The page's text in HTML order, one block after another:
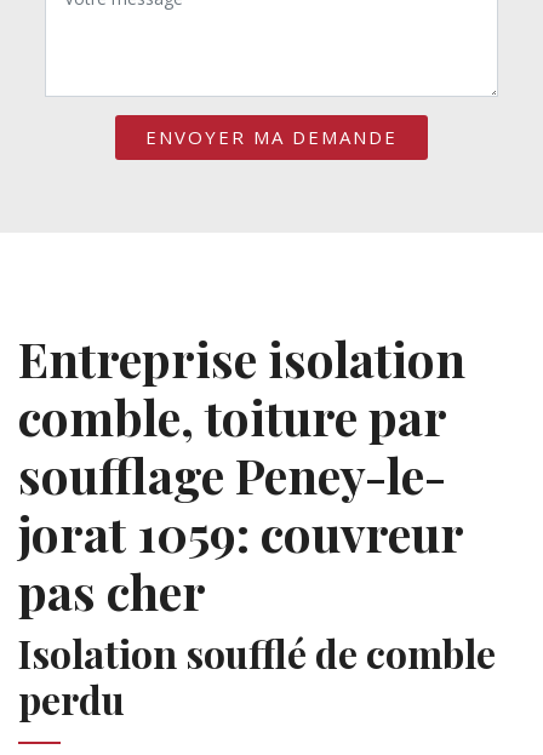
Entreprise isolation
comble, toiture par
soufflage Peney-le-
jorat 1059: couvreur
pas cher
Isolation soufflé de comble
perdu